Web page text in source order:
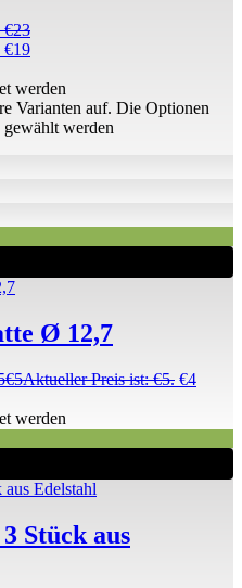
€23
€19
werden
Varianten auf. Die Optionen
werden
Ø 12,7
€5Aktueller Preis ist: €5. €4
werden
Stück aus